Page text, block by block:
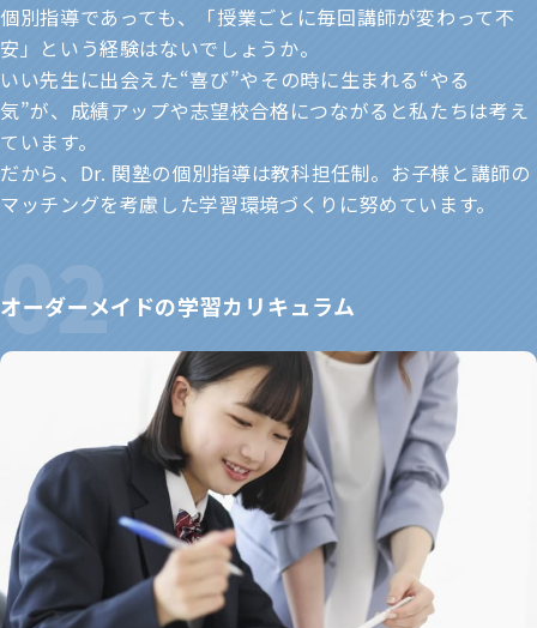
個別指導であっても、「授業ごとに毎回講師が変わって不
安」という経験はないでしょうか。
いい先生に出会えた“喜び”やその時に生まれる“やる
気”が、成績アップや志望校合格につながると私たちは考え
ています。
だから、Dr. 関塾の個別指導は教科担任制。お子様と講師の
マッチングを考慮した学習環境づくりに努めています。
オーダーメイドの学習カリキュラム